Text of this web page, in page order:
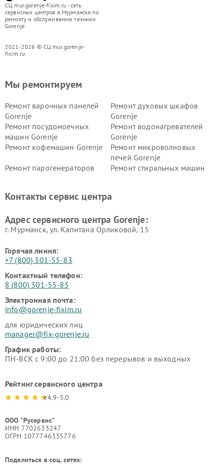
СЦ mur.gorenje-fixim.ru - сеть
сервисных центров в Мурманске по
ремонту и обслуживанию техники
Gorenje
2021-2026 © СЦ mur.gorenje-
fixim.ru
Мы ремонтируем
Ремонт варочных панелей
Gorenje
Ремонт духовых шкафов
Gorenje
Ремонт посудомоечных
машин Gorenje
Ремонт водонагревателей
Gorenje
Ремонт кофемашин Gorenje
Ремонт микроволновых
печей Gorenje
Ремонт парогенераторов
Ремонт стиральных машин
Контакты сервис центра
Адрес сервисного центра Gorenje:
г. Мурманск, ул. Капитана Орликовой, 15
Горячая линия:
+7 (800) 301-55-83
Контактный телефон:
8 (800) 301-55-83
Электронная почта:
info@gorenje-fixim.ru
для юридических лиц
manager@fix-gorenje.ru
График работы:
ПН-ВСК с 9:00 до 21:00 без перерывов и выходных
Рейтинг сервисного центра
4.9-5.0
ООО "Русервис"
ИНН 7702633247
ОГРН 1077746335776
Поделиться в соц. сетях: